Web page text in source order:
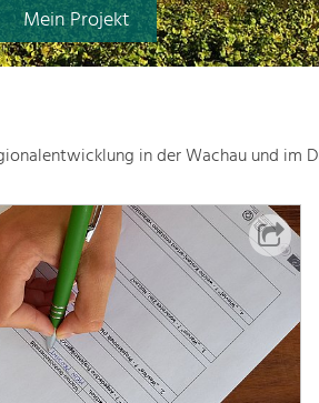
Mein Projekt
in der Wachau und im